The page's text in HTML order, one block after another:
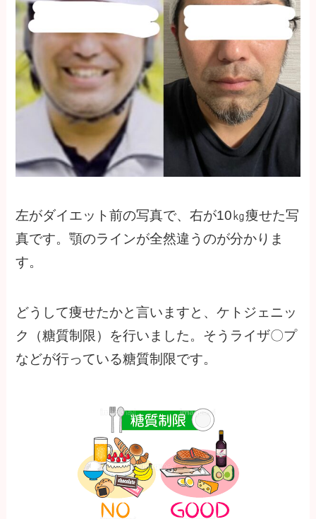
左がダイエット前の写真で、右が10㎏痩せた写
真です。顎のラインが全然違うのが分かりま
す。
どうして痩せたかと言いますと、ケトジェニッ
ク（糖質制限）を行いました。そうライザ〇プ
などが行っている糖質制限です。